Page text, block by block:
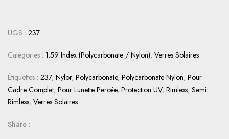
UGS : 237
Catégories : 1.59 Index (Polycarbonate / Nylon), Verres Solaires
Étiquettes : 237, Nylor, Polycarbonate, Polycarbonate Nylon, Pour
Cadre Complet, Pour Lunette Percée, Protection UV, Rimless, Semi
Rimless, Verres Solaires
Share :